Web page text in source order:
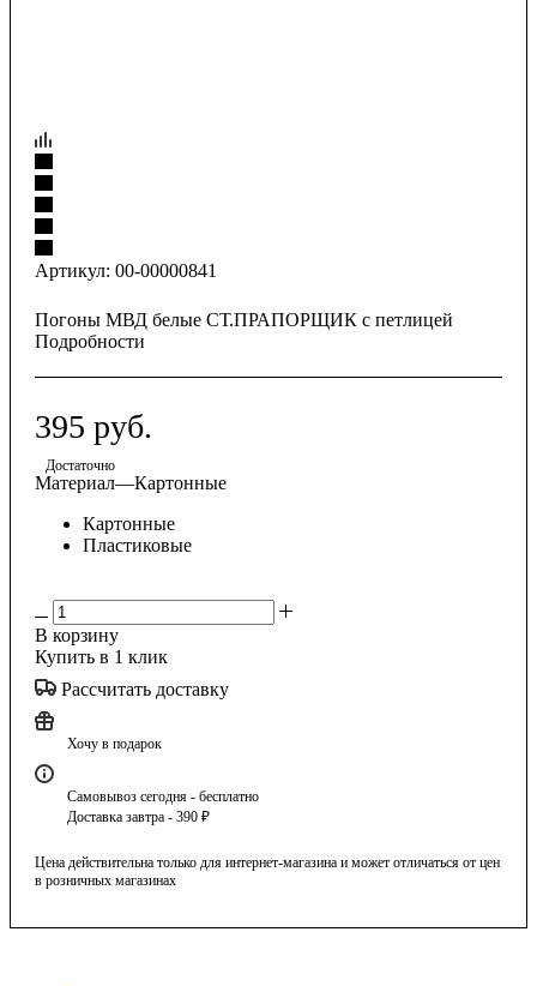
Артикул: 00-00000841
Погоны МВД белые СТ.ПРАПОРЩИК с петлицей
Подробности
395 руб.
Достаточно
Материал—Картонные
Картонные
Пластиковые
В корзину
Купить в 1 клик
Рассчитать доставку
Хочу в подарок
Самовывоз сегодня - бесплатно
Доставка завтра - 390 ₽
Цена действительна только для интернет-магазина и может отличаться от цен
в розничных магазинах